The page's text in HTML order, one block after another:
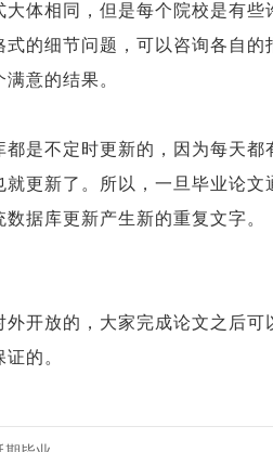
体相同，但是每个院校是有些
的细节问题，可以咨询各自
意的结果。
是不定时更新的，因为每天
更新了。所以，一旦毕业论文
据库更新产生新的重复文字。
开放的，大家完成论文之后可
的。